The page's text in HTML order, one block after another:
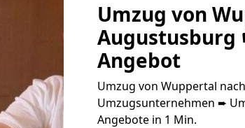
Umzug von
Augustusburg
Angebot
Umzug von Wuppertal
Umzugsunternehmen ➨
Angebote in 1 Min.